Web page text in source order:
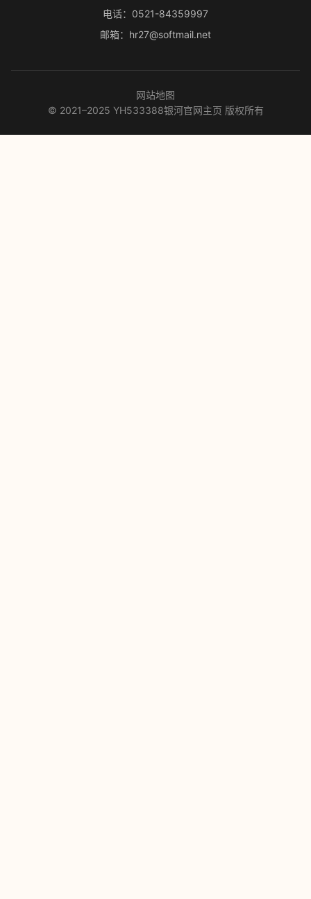
电话：0521-84359997
邮箱：hr27@softmail.net
网站地图
© 2021–2025 YH533388银河官网主页 版权所有